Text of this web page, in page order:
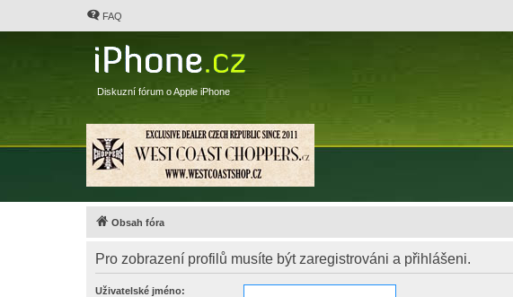
FAQ
Diskuzní fórum o Apple iPhone
Obsah fóra
Pro zobrazení profilů musíte být zaregistrováni a přihlášeni.
Uživatelské jméno: